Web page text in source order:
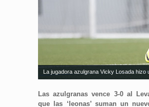
La jugadora azulgrana Vicky Losada
Las azulgranas vence 3-0 al
que las ‘leonas’ suman un